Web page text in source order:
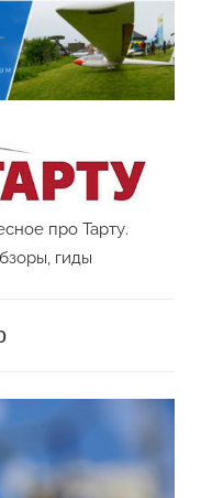
про Тарту.
гиды